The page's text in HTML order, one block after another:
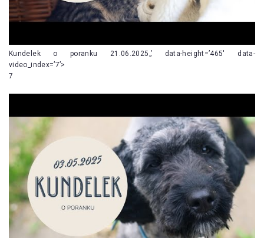
Kundelek o poranku 21.06.2025„’ data-height=’465′ data-
video_index=’7’>
7